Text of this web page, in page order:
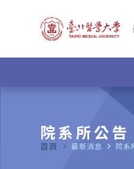
院系所公告
首頁 navigate_next 最新消息 navigate_next 院系